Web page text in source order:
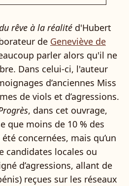
rêve à la réalité d'Hubert
de Geneviève de
parler alors qu'il ne
Dans celui-ci, l'auteur
d’anciennes Miss
de viols et d’agressions.
, dans cet ouvrage,
que moins de 10 % des
concernées, mais qu’un
candidates locales ou
d’agressions, allant de
reçues sur les réseaux